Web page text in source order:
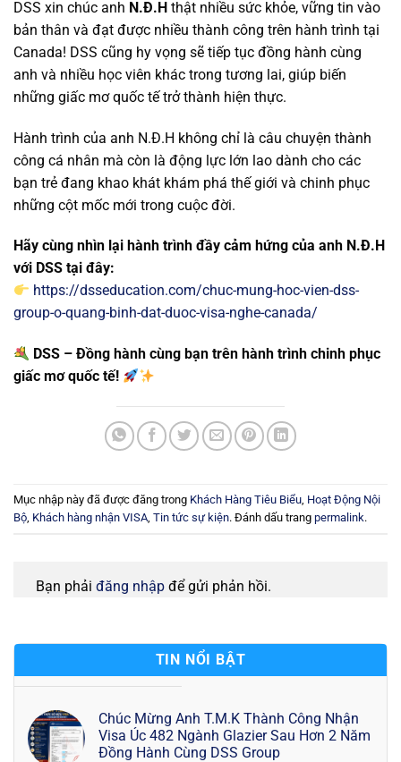
DSS xin chúc anh N.Đ.H thật nhiều sức khỏe, vững tin vào
bản thân và đạt được nhiều thành công trên hành trình tại
Canada! DSS cũng hy vọng sẽ tiếp tục đồng hành cùng
anh và nhiều học viên khác trong tương lai, giúp biến
những giấc mơ quốc tế trở thành hiện thực.
Hành trình của anh N.Đ.H không chỉ là câu chuyện thành
công cá nhân mà còn là động lực lớn lao dành cho các
bạn trẻ đang khao khát khám phá thế giới và chinh phục
những cột mốc mới trong cuộc đời.
Hãy cùng nhìn lại hành trình đầy cảm hứng của anh N.Đ.H
với DSS tại đây:
https://dsseducation.com/chuc-mung-hoc-vien-dss-
group-o-quang-binh-dat-duoc-visa-nghe-canada/
DSS – Đồng hành cùng bạn trên hành trình chinh phục
giấc mơ quốc tế!
Mục nhập này đã được đăng trong Khách Hàng Tiêu Biểu Hoạt Động Nội
Bộ Khách hàng nhận VISA Tin tức sự kiện. Đánh dấu trang permalink.
Bạn phải đăng nhập để gửi phản hồi.
TIN NỔI BẬT
Chúc Mừng Anh T.M.K Thành Công Nhận
Visa Úc 482 Ngành Glazier Sau Hơn 2 Năm
Đồng Hành Cùng DSS Group